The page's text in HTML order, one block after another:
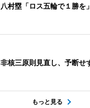
八村塁「ロス五輪で１勝を」
非核三原則見直し、予断せ
もっと見る